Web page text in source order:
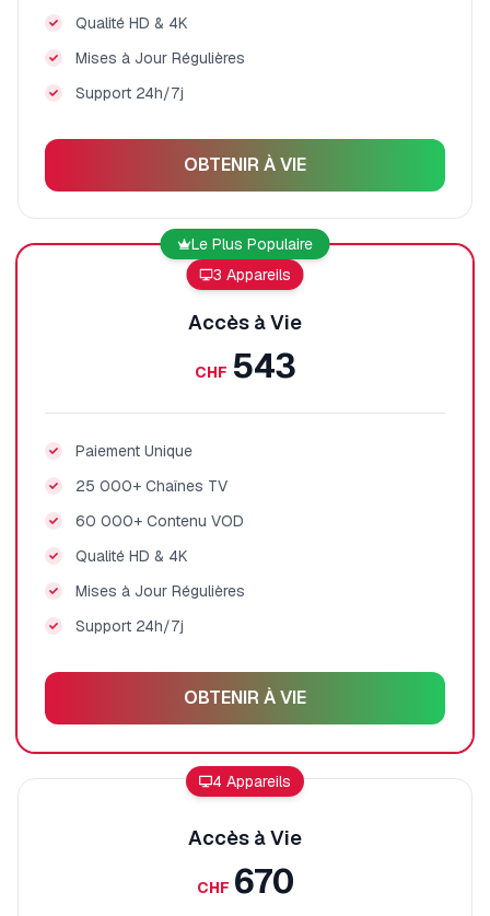
Qualité HD & 4K
Mises à Jour Régulières
Support 24h/7j
OBTENIR À VIE
Le Plus Populaire
3 Appareils
Accès à Vie
CHF 543
Paiement Unique
25 000+ Chaînes TV
60 000+ Contenu VOD
Qualité HD & 4K
Mises à Jour Régulières
Support 24h/7j
OBTENIR À VIE
4 Appareils
Accès à Vie
CHF 670